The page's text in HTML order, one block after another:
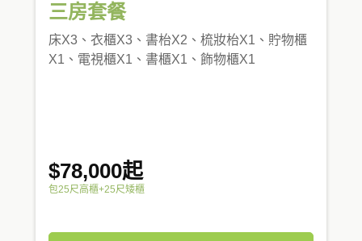
三房套餐
床X3、衣櫃X3、書枱X2、梳妝枱X1、貯物櫃
X1、電視櫃X1、書櫃X1、飾物櫃X1
$78,000起
包25尺高櫃+25尺矮櫃